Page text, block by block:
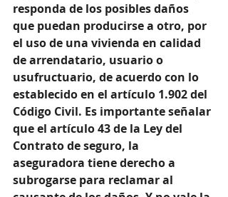
responda de los posibles daños
que puedan producirse a otro, por
el uso de una vivienda en calidad
de arrendatario, usuario o
usufructuario, de acuerdo con lo
establecido en el artículo 1.902 del
Código Civil. Es importante señalar
que el artículo 43 de la Ley del
Contrato de seguro, la
aseguradora tiene derecho a
subrogarse para reclamar al